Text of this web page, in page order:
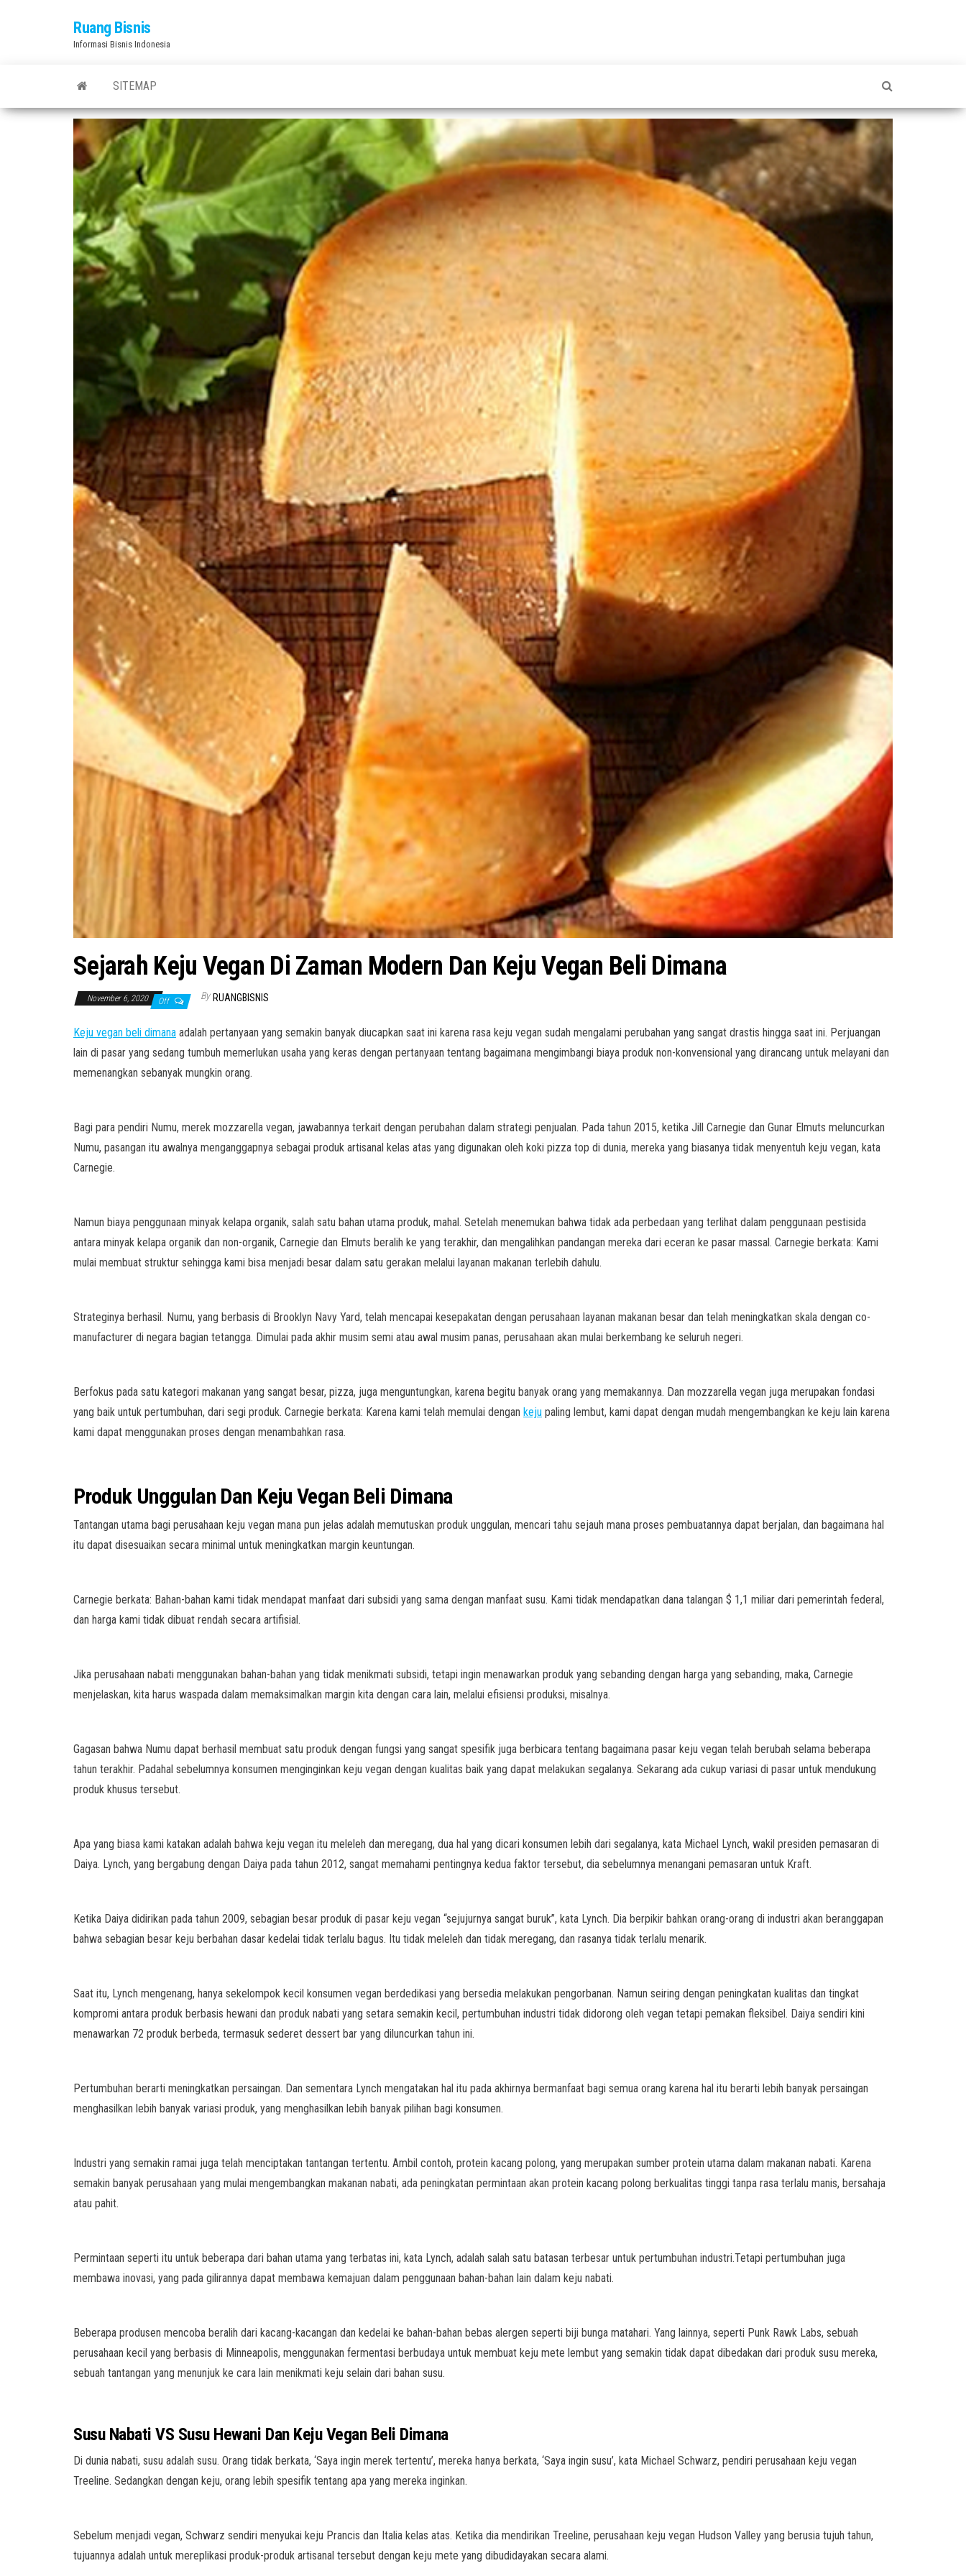
Ruang Bisnis
Informasi Bisnis Indonesia
SITEMAP
Sejarah Keju Vegan Di Zaman Modern Dan Keju Vegan Beli Dimana
November 6, 2020 Off By RUANGBISNIS
Keju vegan beli dimana adalah pertanyaan yang semakin banyak diucapkan saat ini karena rasa keju vegan sudah mengalami perubahan yang sangat drastis hingga saat ini. Perjuangan
lain di pasar yang sedang tumbuh memerlukan usaha yang keras dengan pertanyaan tentang bagaimana mengimbangi biaya produk non-konvensional yang dirancang untuk melayani dan
memenangkan sebanyak mungkin orang.
Bagi para pendiri Numu, merek mozzarella vegan, jawabannya terkait dengan perubahan dalam strategi penjualan. Pada tahun 2015, ketika Jill Carnegie dan Gunar Elmuts meluncurkan
Numu, pasangan itu awalnya menganggapnya sebagai produk artisanal kelas atas yang digunakan oleh koki pizza top di dunia, mereka yang biasanya tidak menyentuh keju vegan, kata
Carnegie.
Namun biaya penggunaan minyak kelapa organik, salah satu bahan utama produk, mahal. Setelah menemukan bahwa tidak ada perbedaan yang terlihat dalam penggunaan pestisida
antara minyak kelapa organik dan non-organik, Carnegie dan Elmuts beralih ke yang terakhir, dan mengalihkan pandangan mereka dari eceran ke pasar massal. Carnegie berkata: Kami
mulai membuat struktur sehingga kami bisa menjadi besar dalam satu gerakan melalui layanan makanan terlebih dahulu.
Strateginya berhasil. Numu, yang berbasis di Brooklyn Navy Yard, telah mencapai kesepakatan dengan perusahaan layanan makanan besar dan telah meningkatkan skala dengan co-
manufacturer di negara bagian tetangga. Dimulai pada akhir musim semi atau awal musim panas, perusahaan akan mulai berkembang ke seluruh negeri.
Berfokus pada satu kategori makanan yang sangat besar, pizza, juga menguntungkan, karena begitu banyak orang yang memakannya. Dan mozzarella vegan juga merupakan fondasi
yang baik untuk pertumbuhan, dari segi produk. Carnegie berkata: Karena kami telah memulai dengan keju paling lembut, kami dapat dengan mudah mengembangkan ke keju lain karena
kami dapat menggunakan proses dengan menambahkan rasa.
Produk Unggulan Dan Keju Vegan Beli Dimana
Tantangan utama bagi perusahaan keju vegan mana pun jelas adalah memutuskan produk unggulan, mencari tahu sejauh mana proses pembuatannya dapat berjalan, dan bagaimana hal
itu dapat disesuaikan secara minimal untuk meningkatkan margin keuntungan.
Carnegie berkata: Bahan-bahan kami tidak mendapat manfaat dari subsidi yang sama dengan manfaat susu. Kami tidak mendapatkan dana talangan $ 1,1 miliar dari pemerintah federal,
dan harga kami tidak dibuat rendah secara artifisial.
Jika perusahaan nabati menggunakan bahan-bahan yang tidak menikmati subsidi, tetapi ingin menawarkan produk yang sebanding dengan harga yang sebanding, maka, Carnegie
menjelaskan, kita harus waspada dalam memaksimalkan margin kita dengan cara lain, melalui efisiensi produksi, misalnya.
Gagasan bahwa Numu dapat berhasil membuat satu produk dengan fungsi yang sangat spesifik juga berbicara tentang bagaimana pasar keju vegan telah berubah selama beberapa
tahun terakhir. Padahal sebelumnya konsumen menginginkan keju vegan dengan kualitas baik yang dapat melakukan segalanya. Sekarang ada cukup variasi di pasar untuk mendukung
produk khusus tersebut.
Apa yang biasa kami katakan adalah bahwa keju vegan itu meleleh dan meregang, dua hal yang dicari konsumen lebih dari segalanya, kata Michael Lynch, wakil presiden pemasaran di
Daiya. Lynch, yang bergabung dengan Daiya pada tahun 2012, sangat memahami pentingnya kedua faktor tersebut, dia sebelumnya menangani pemasaran untuk Kraft.
Ketika Daiya didirikan pada tahun 2009, sebagian besar produk di pasar keju vegan “sejujurnya sangat buruk”, kata Lynch. Dia berpikir bahkan orang-orang di industri akan beranggapan
bahwa sebagian besar keju berbahan dasar kedelai tidak terlalu bagus. Itu tidak meleleh dan tidak meregang, dan rasanya tidak terlalu menarik.
Saat itu, Lynch mengenang, hanya sekelompok kecil konsumen vegan berdedikasi yang bersedia melakukan pengorbanan. Namun seiring dengan peningkatan kualitas dan tingkat
kompromi antara produk berbasis hewani dan produk nabati yang setara semakin kecil, pertumbuhan industri tidak didorong oleh vegan tetapi pemakan fleksibel. Daiya sendiri kini
menawarkan 72 produk berbeda, termasuk sederet dessert bar yang diluncurkan tahun ini.
Pertumbuhan berarti meningkatkan persaingan. Dan sementara Lynch mengatakan hal itu pada akhirnya bermanfaat bagi semua orang karena hal itu berarti lebih banyak persaingan
menghasilkan lebih banyak variasi produk, yang menghasilkan lebih banyak pilihan bagi konsumen.
Industri yang semakin ramai juga telah menciptakan tantangan tertentu. Ambil contoh, protein kacang polong, yang merupakan sumber protein utama dalam makanan nabati. Karena
semakin banyak perusahaan yang mulai mengembangkan makanan nabati, ada peningkatan permintaan akan protein kacang polong berkualitas tinggi tanpa rasa terlalu manis, bersahaja
atau pahit.
Permintaan seperti itu untuk beberapa dari bahan utama yang terbatas ini, kata Lynch, adalah salah satu batasan terbesar untuk pertumbuhan industri.Tetapi pertumbuhan juga
membawa inovasi, yang pada gilirannya dapat membawa kemajuan dalam penggunaan bahan-bahan lain dalam keju nabati.
Beberapa produsen mencoba beralih dari kacang-kacangan dan kedelai ke bahan-bahan bebas alergen seperti biji bunga matahari. Yang lainnya, seperti Punk Rawk Labs, sebuah
perusahaan kecil yang berbasis di Minneapolis, menggunakan fermentasi berbudaya untuk membuat keju mete lembut yang semakin tidak dapat dibedakan dari produk susu mereka,
sebuah tantangan yang menunjuk ke cara lain menikmati keju selain dari bahan susu.
Susu NabatiVS Susu Hewani Dan Keju Vegan Beli Dimana
Di dunia nabati, susu adalah susu. Orang tidak berkata, ‘Saya ingin merek tertentu’, mereka hanya berkata, ‘Saya ingin susu’, kata Michael Schwarz, pendiri perusahaan keju vegan
Treeline. Sedangkan dengan keju, orang lebih spesifik tentang apa yang mereka inginkan.
Sebelum menjadi vegan, Schwarz sendiri menyukai keju Prancis dan Italia kelas atas. Ketika dia mendirikan Treeline, perusahaan keju vegan Hudson Valley yang berusia tujuh tahun,
tujuannya adalah untuk mereplikasi produk-produk artisanal tersebut dengan keju mete yang dibudidayakan secara alami.